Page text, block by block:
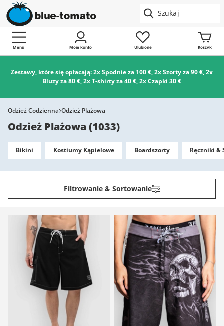
Menu Moje konto Ulubione Koszyk
Zestawy, które się opłacają:2x Spodnie za 100 €,2x Szorty za 90 €,2x
Bluzy za 80 €,2x T-shirty za 40 €,2x Czapki 30 €
Odzież Codzienna Odzież Plażowa
Odzież Plażowa(1033)
Bikini Kostiumy Kąpielowe Boardszorty Ręczniki &
Filtrowanie & Sortowanie